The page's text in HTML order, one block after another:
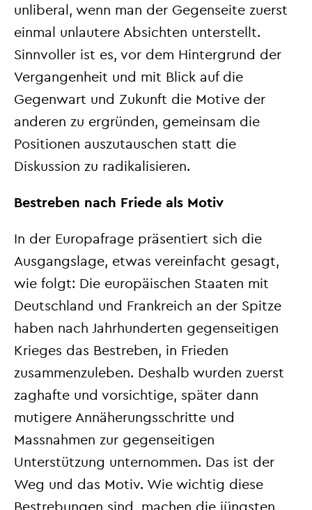
unliberal, wenn man der Gegenseite zuerst
einmal unlautere Absichten unterstellt.
Sinnvoller ist es, vor dem Hintergrund der
Vergangenheit und mit Blick auf die
Gegenwart und Zukunft die Motive der
anderen zu ergründen, gemeinsam die
Positionen auszutauschen statt die
Diskussion zu radikalisieren.
Bestreben nach Friede als Motiv
In der Europafrage präsentiert sich die
Ausgangslage, etwas vereinfacht gesagt,
wie folgt: Die europäischen Staaten mit
Deutschland und Frankreich an der Spitze
haben nach Jahrhunderten gegenseitigen
Krieges das Bestreben, in Frieden
zusammenzuleben. Deshalb wurden zuerst
zaghafte und vorsichtige, später dann
mutigere Annäherungsschritte und
Massnahmen zur gegenseitigen
Unterstützung unternommen. Das ist der
Weg und das Motiv. Wie wichtig diese